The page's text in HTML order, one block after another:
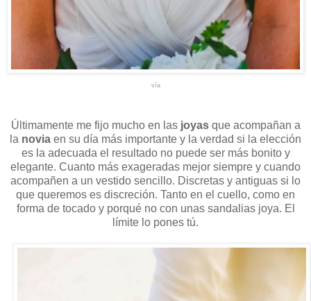
vía
Últimamente me fijo mucho en las joyasque acompañan a
la novia en su día más importante y la verdad si la elección
es la adecuada el resultado no puede ser más bonito y
elegante. Cuanto más exageradas mejor siempre y cuando
acompañen a un vestido sencillo. Discretas y antiguas si lo
que queremos es discreción. Tanto en el cuello, como en
forma de tocado y porqué no con unas sandalias joya. El
límite lo pones tú.